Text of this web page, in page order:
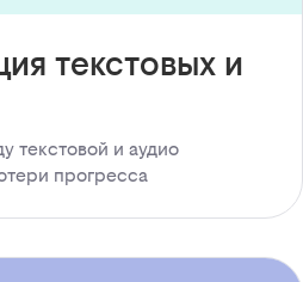
текстовых и
текстовой и аудио
прогресса